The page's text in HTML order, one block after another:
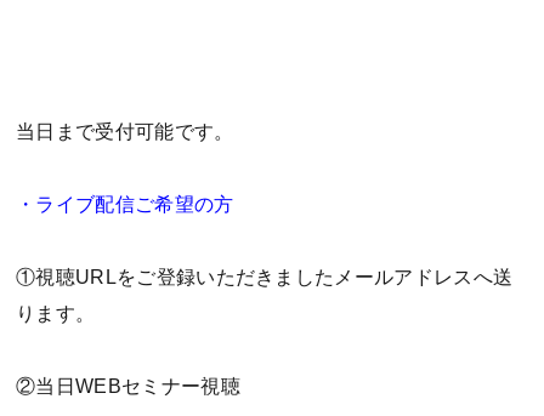
当日まで受付可能です。
・ライブ配信ご希望の方
①視聴URLをご登録いただきましたメールアドレスへ送
ります。
②当日WEBセミナー視聴